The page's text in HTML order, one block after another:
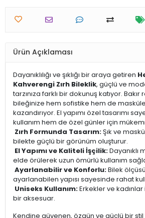
Ürün Açıklaması
Dayanıklılığı ve şıklığı bir araya getiren
Kahverengi Zırh Bileklik, güçlü ve
tarzınıza farklı bir dokunuş katıyor.
bileğinize hem sofistike hem de
kazandırıyor. El yapımı özel tasarımı
kullanım hem de özel günler için
Zırh Formunda Tasarım:Şık ve
bilekte güçlü bir görünüm oluşturur.
El Yapımı ve Kaliteli İşçilik:Dayanıklı
elde örülerek uzun ömürlü kullanım
Ayarlanabilir ve Konforlu:Bilek
ayarlanabilen yapısı sayesinde rahat
Uniseks Kullanım:Erkekler ve
bir aksesuar.
Kendine güvenen, özgün ve güçlü bir